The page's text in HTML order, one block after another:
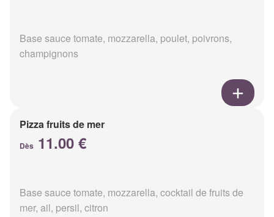
Base sauce tomate, mozzarella, poulet, poivrons,
champignons
Pizza fruits de mer
Dès 11.00 €
Base sauce tomate, mozzarella, cocktail de fruits de
mer, ail, persil, citron